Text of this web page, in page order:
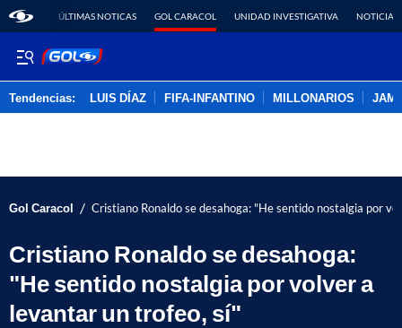
ÚLTIMAS NOTICAS GOL CARACOL UNIDAD INVESTIGATIVA NOTICIAS
Tendencias: LUIS DÍAZ FIFA-INFANTINO MILLONARIOS
Gol Caracol / Cristiano Ronaldo se desahoga: "He sentido nostalgia por
Cristiano Ronaldo se desahoga:
"He sentido nostalgia por volver a
levantar un trofeo, sí"